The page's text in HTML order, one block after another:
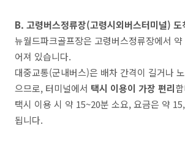
B. 고령버스정류장(고령시외버스터미널) 도
뉴월드파크골프장은 고령버스정류장에서
어져 있습니다.
대중교통(군내버스)은 배차 간격이 길거나
으므로, 터미널에서 택시 이용이 가장 편리
택시 이용 시 약 15~20분 소요, 요금은 약
됩니다.